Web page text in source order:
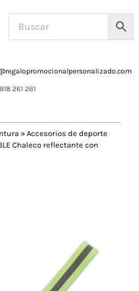
261 261
» Accesorios de deporte
Chaleco reflectante con